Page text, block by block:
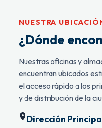
NUESTRA
¿Dónde
Nuestras oficinas y
encuentran ubicados
el acceso rápido a los
y de distribución de la
Dirección